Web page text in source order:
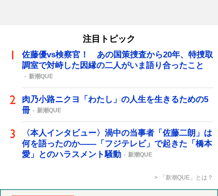
注目トピック
佐藤優vs検察官！ あの国策捜査から20年、特捜取
調室で対峙した因縁の二人がいま語り合ったこと
新潮QUE
肉乃小路ニクヨ「わたし」の人生を生きるための5
冊
新潮QUE
〈本人インタビュー〉渦中の当事者「佐藤二朗」は
何を語ったのか――「フジテレビ」で起きた「橋本
愛」とのハラスメント騒動
新潮QUE
「新潮QUE」とは？